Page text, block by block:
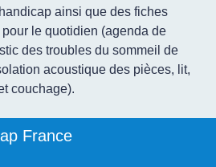
ainsi que des fiches
le quotidien (agenda de
des troubles du sommeil de
acoustique des pièces, lit,
couchage).
France